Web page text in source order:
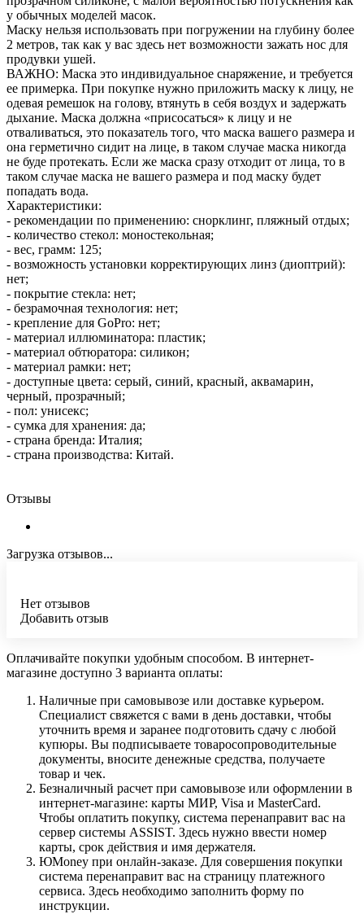
у обычных моделей масок.
Маску нельзя использовать при погружении на глубину более
2 метров, так как у вас здесь нет возможности зажать нос для
продувки ушей.
ВАЖНО: Маска это индивидуальное снаряжение, и требуется
ее примерка. При покупке нужно приложить маску к лицу, не
одевая ремешок на голову, втянуть в себя воздух и задержать
дыхание. Маска должна «присосаться» к лицу и не
отваливаться, это показатель того, что маска вашего размера и
она герметично сидит на лице, в таком случае маска никогда
не буде протекать. Если же маска сразу отходит от лица, то в
таком случае маска не вашего размера и под маску будет
попадать вода.
Характеристики:
- рекомендации по применению: снорклинг, пляжный отдых;
- количество стекол: моностекольная;
- вес, грамм: 125;
- возможность установки корректирующих линз (диоптрий):
нет;
- покрытие стекла: нет;
- безрамочная технология: нет;
- крепление для GoPro: нет;
- материал иллюминатора: пластик;
- материал обтюратора: силикон;
- материал рамки: нет;
- доступные цвета: серый, синий, красный, аквамарин,
черный, прозрачный;
- пол: унисекс;
- сумка для хранения: да;
- страна бренда: Италия;
- страна производства: Китай.
Отзывы
Загрузка отзывов...
Нет отзывов
Добавить отзыв
Оплачивайте покупки удобным способом. В интернет-
магазине доступно 3 варианта оплаты:
Наличные при самовывозе или доставке курьером.
Специалист свяжется с вами в день доставки, чтобы
уточнить время и заранее подготовить сдачу с любой
купюры. Вы подписываете товаросопроводительные
документы, вносите денежные средства, получаете
товар и чек.
Безналичный расчет при самовывозе или оформлении в
интернет-магазине: карты МИР, Visa и MasterCard.
Чтобы оплатить покупку, система перенаправит вас на
сервер системы ASSIST. Здесь нужно ввести номер
карты, срок действия и имя держателя.
ЮMoney при онлайн-заказе. Для совершения покупки
система перенаправит вас на страницу платежного
сервиса. Здесь необходимо заполнить форму по
инструкции.